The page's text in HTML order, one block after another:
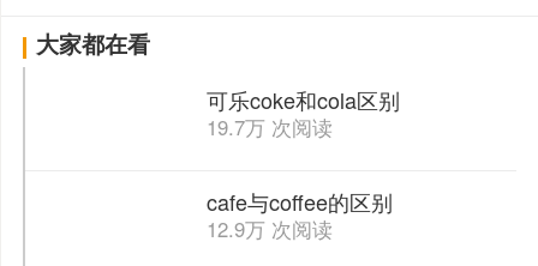
有了回声，echo在英文中也代表回声的意思。
大家都在看
可乐coke和cola区别
19.7万 次阅读
cafe与coffee的区别
12.9万 次阅读